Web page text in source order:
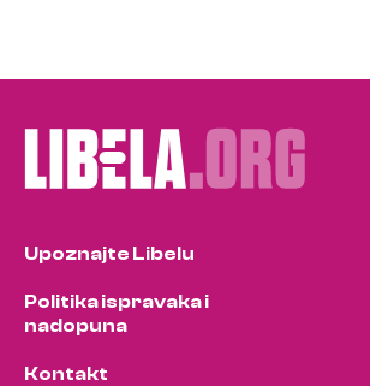
Upoznajte Libelu
Politika ispravaka i
nadopuna
Kontakt